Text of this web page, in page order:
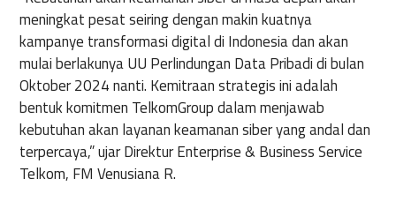
meningkat pesat seiring dengan makin kuatnya
kampanye transformasi digital di Indonesia dan akan
mulai berlakunya UU Perlindungan Data Pribadi di bulan
Oktober 2024 nanti. Kemitraan strategis ini adalah
bentuk komitmen TelkomGroup dalam menjawab
kebutuhan akan layanan keamanan siber yang andal dan
terpercaya,” ujar Direktur Enterprise & Business Service
Telkom, FM Venusiana R.